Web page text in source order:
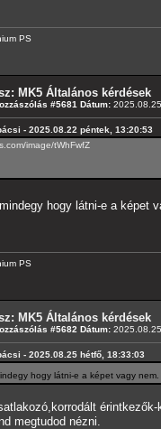
PS
MK5 Általános kérdések
#5681 Dátum:
- 2025.08.22 péntek, 13:20:53
image/tWhFwfZ
hogy látni-e a képet
PS
MK5 Általános kérdések
#5682 Dátum:
- 2025.08.25 hétfő, 18:33:03
hogy látni-e a képet vagy
megtudod nézni.